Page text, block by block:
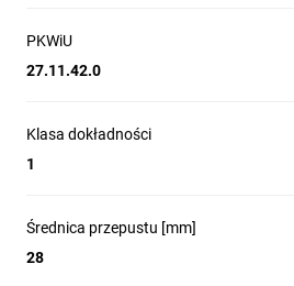
PKWiU
27.11.42.0
Klasa dokładności
1
Średnica przepustu [mm]
28